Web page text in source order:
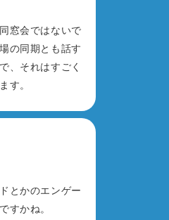
窓会ではないで
の同期とも話す
、それはすごく
す。
とかのエンゲー
すかね。